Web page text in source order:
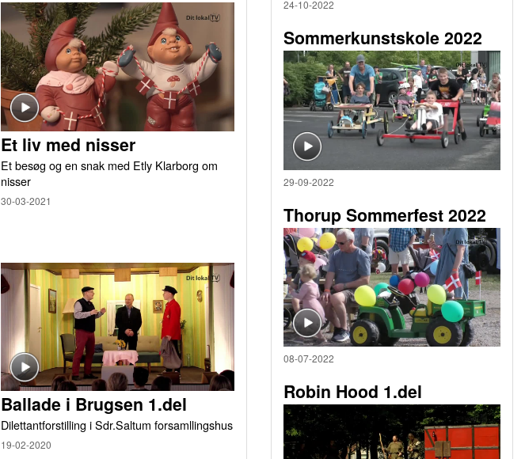
Et liv med nisser
Et besøg og en snak med Etly Klarborg om
nisser
30-03-2021
Ballade i Brugsen 1.del
Dilettantforstilling i Sdr.Saltum forsamllingshus
19-02-2020
24-10-2022
Sommerkunstskole 2022
29-09-2022
Thorup Sommerfest 2022
08-07-2022
Robin Hood 1.del